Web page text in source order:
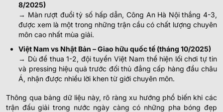
8/2025)
→ Màn rượt đuổi tỷ số hấp dẫn, Công An Hà Nội thắng 4-3,
được xem là một trong những trận cầu có chất lượng chuyên
môn cao nhất mùa giải.
Việt Nam vs Nhật Bản – Giao hữu quốc tế (tháng 10/2025)
→ Dù để thua 1-2, đội tuyển Việt Nam thể hiện lối chơi tự tin
và pressing hiệu quả trước đối thủ đẳng cấp hàng đầu châu
Á, nhận được nhiều lời khen từ giới chuyên môn.
Thông qua bảng dữ liệu này, rõ ràng xu hướng phổ biến khi các
trận đấu giải trong nước ngày càng có những pha bóng đẹp